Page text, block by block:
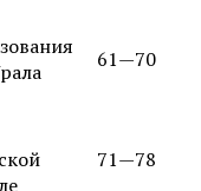
61—70
71—78